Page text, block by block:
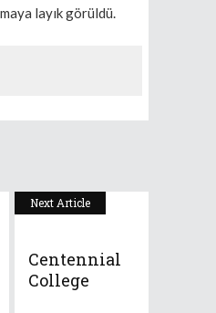
layık görüldü.
Next Article
Centennial
College